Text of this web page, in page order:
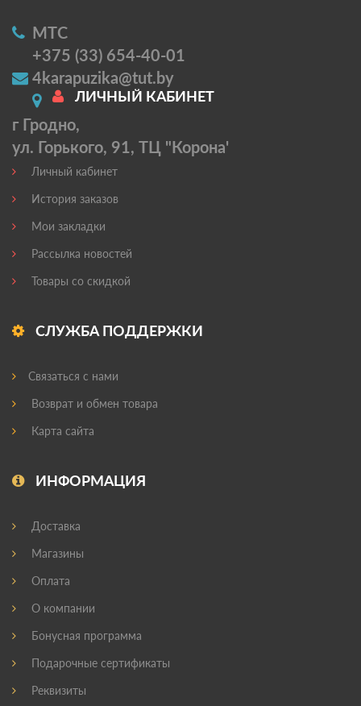
МТС
+375 (33) 654-40-01
4karapuzika@tut.by
г Гродно,
ул. Горького, 91, ТЦ "Корона'
ЛИЧНЫЙ КАБИНЕТ
Личный кабинет
История заказов
Мои закладки
Рассылка новостей
Товары со скидкой
СЛУЖБА ПОДДЕРЖКИ
Связаться с нами
Возврат и обмен товара
Карта сайта
ИНФОРМАЦИЯ
Доставка
Магазины
Оплата
О компании
Бонусная программа
Подарочные сертификаты
Реквизиты